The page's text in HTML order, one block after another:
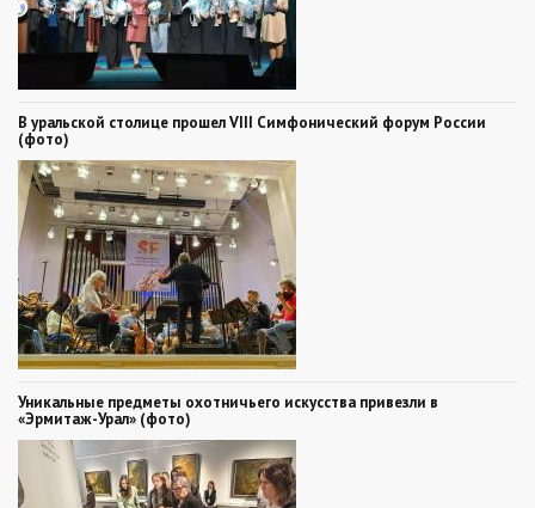
В уральской столице прошел VIII Симфонический форум России
(фото)
Уникальные предметы охотничьего искусства привезли в
«Эрмитаж-Урал» (фото)